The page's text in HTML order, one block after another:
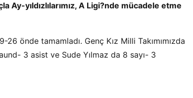
yıldızlılarımız, A Ligi?nde mücadele etme
önde tamamladı. Genç Kız Milli Takımımızda
3 asist ve Sude Yılmaz da 8 sayı- 3